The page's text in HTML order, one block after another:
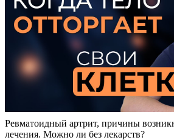
Ревматоидный артрит, причины
лечения. Можно ли без лекарств?